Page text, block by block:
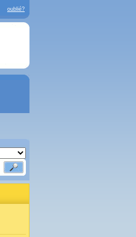
oublié?